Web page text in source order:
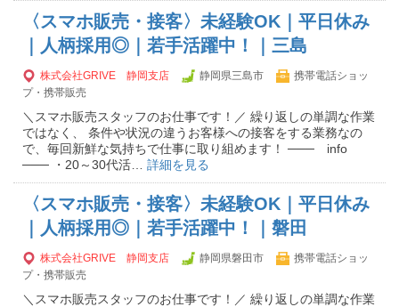
〈スマホ販売・接客〉未経験OK｜平日休み
｜人柄採用◎｜若手活躍中！｜三島
株式会社GRIVE 静岡支店 静岡県三島市
携帯電話ショッ
プ・携帯販売
＼スマホ販売スタッフのお仕事です！／ 繰り返しの単調な作業
ではなく、 条件や状況の違うお客様への接客をする業務なの
で、毎回新鮮な気持ちで仕事に取り組めます！ ─── info
─── ・20～30代活… 詳細を見る
〈スマホ販売・接客〉未経験OK｜平日休み
｜人柄採用◎｜若手活躍中！｜磐田
株式会社GRIVE 静岡支店 静岡県磐田市
携帯電話ショッ
プ・携帯販売
＼スマホ販売スタッフのお仕事です！／ 繰り返しの単調な作業